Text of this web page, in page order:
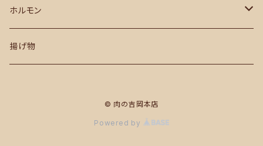
もも
ホルモン
黒毛和牛ホルモン
揚げ物
© 肉の吉岡本店
Powered by